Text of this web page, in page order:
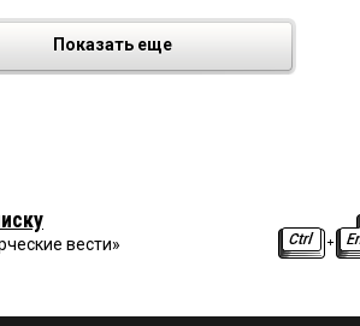
Показать еще
вести»